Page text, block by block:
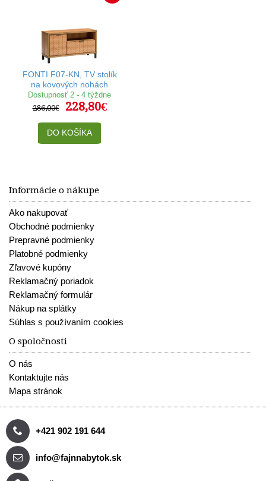
FONTI F07-KN, TV stolík
na kovových nohách
Dostupnosť 2 - 4 týždne
286,00€
228,80€
DO KOŠÍKA
Informácie o nákupe
Ako nakupovať
Obchodné podmienky
Prepravné podmienky
Platobné podmienky
Zľavové kupóny
Reklamačný poriadok
Reklamačný formulár
Nákup na splátky
Súhlas s používaním cookies
O spoločnosti
O nás
Kontaktujte nás
Mapa stránok
+421 902 191 644
info@fajnnabytok.sk